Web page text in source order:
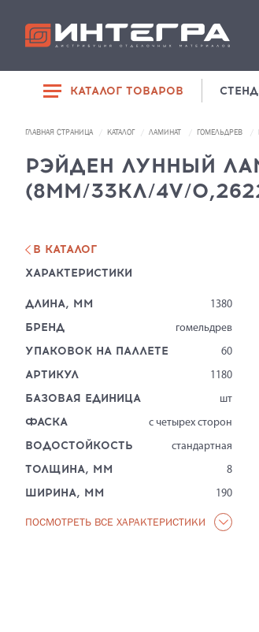
КАТАЛОГ ТОВАРОВ
SPC-ЛАМИНАТ
ЛАМИНАТ
ЛИНОЛЕУМ
КОМПЛЕКТУЮЩИЕ
СОПУТСТВУЮЩИЕ
ОСНОВА ПОД
НАПОЛЬНЫЕ
ПОКРЫТИЯ
РАСПРОДАЖА
ДИЛЕРАМ
О КОМПАНИИ
ГЛАВНАЯ СТРАНИЦА КАТАЛОГ ЛАМИНАТ ГОМЕЛЬДРЕВ
РЭЙДЕН ЛУННЫЙ
(8ММ/33КЛ/4V/
В КАТАЛОГ
ХАРАКТЕРИСТИКИ
ДЛИНА, ММ 1380
БРЕНД гомельдрев
УПАКОВОК НА ПАЛЛЕТЕ 60
АРТИКУЛ 1180
БАЗОВАЯ ЕДИНИЦА шт
ФАСКА с четырех сторон
ВОДОСТОЙКОСТЬ стандартная
ТОЛЩИНА, ММ 8
ШИРИНА, ММ 190
ПОСМОТРЕТЬ ВСЕ ХАРАКТЕРИСТИКИ